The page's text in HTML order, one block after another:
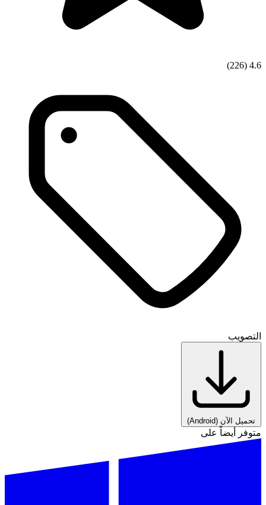
4.6
(226)
التصويب
تحميل الآن (Android)
متوفر أيضاً على